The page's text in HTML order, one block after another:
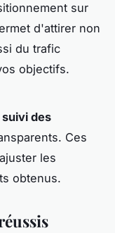
sur
d'attirer non
du trafic
objectifs.
suivi des
Ces
les
obtenus.